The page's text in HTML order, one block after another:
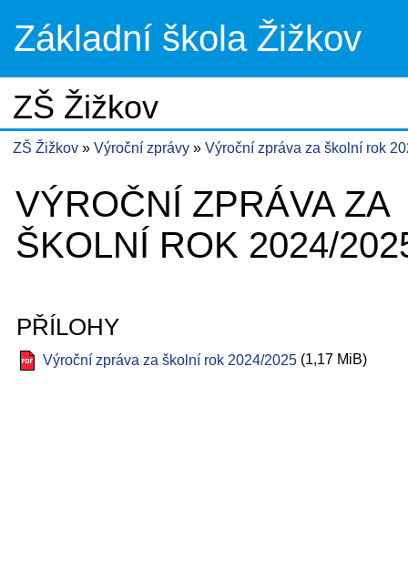
Základní škola Žižkov
ZŠ Žižkov
ZŠ Žižkov Výroční zprávy Výroční zpráva za školní rok
VÝROČNÍ ZPRÁVA ZA
ŠKOLNÍ ROK 2024/
PŘÍLOHY
Výroční zpráva za školní rok 2024/2025 (1,17 MiB)